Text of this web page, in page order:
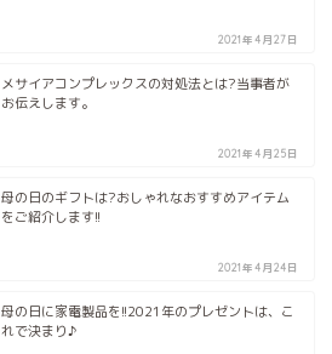
2021年4月27日
メサイアコンプレックスの対処法とは?当事者が
お伝えします。
2021年4月25日
母の日のギフトは?おしゃれなおすすめアイテム
をご紹介します!!
2021年4月24日
母の日に家電製品を!!2021年のプレゼントは、こ
れで決まり♪